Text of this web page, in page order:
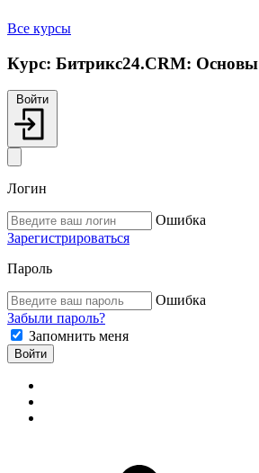
Все курсы
Курс: Битрикс24.CRM: Основы
Войти
Логин
Ошибка
Зарегистрироваться
Пароль
Ошибка
Забыли пароль?
Запомнить меня
Войти